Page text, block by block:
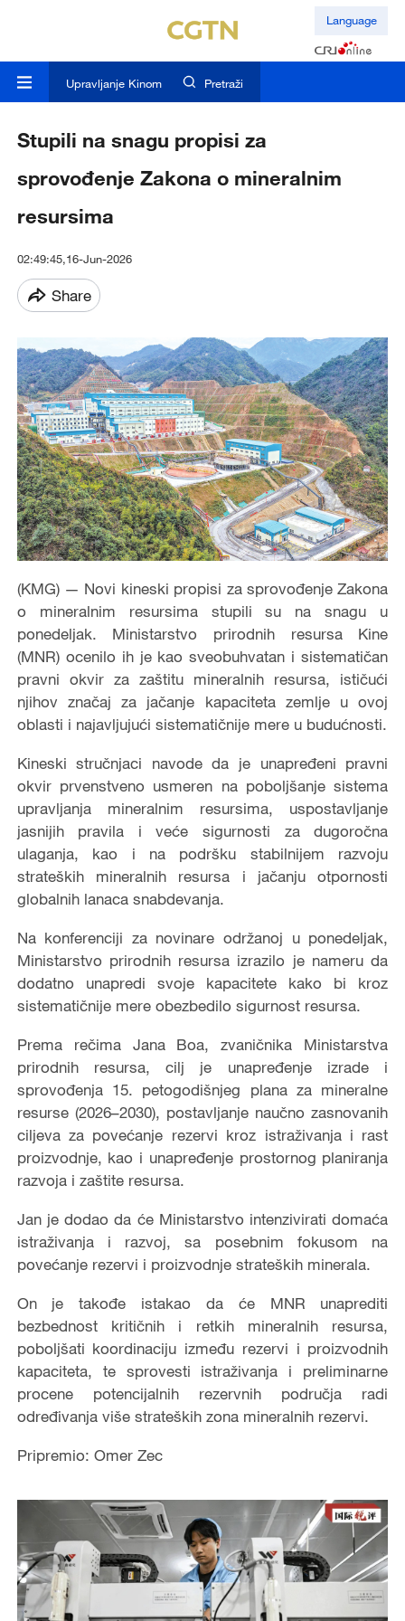
Language
Upravljanje Kinom Pretraži
Stupili na snagu propisi za
sprovođenje Zakona o mineralnim
resursima
02:49:45,16-Jun-2026
Share
(KMG) — Novi kineski propisi za sprovođenje Zakona
o mineralnim resursima stupili su na snagu u
ponedeljak. Ministarstvo prirodnih resursa Kine
(MNR) ocenilo ih je kao sveobuhvatan i sistematičan
pravni okvir za zaštitu mineralnih resursa, ističući
njihov značaj za jačanje kapaciteta zemlje u ovoj
oblasti i najavljujući sistematičnije mere u budućnosti.
Kineski stručnjaci navode da je unapređeni pravni
okvir prvenstveno usmeren na poboljšanje sistema
upravljanja mineralnim resursima, uspostavljanje
jasnijih pravila i veće sigurnosti za dugoročna
ulaganja, kao i na podršku stabilnijem razvoju
strateških mineralnih resursa i jačanju otpornosti
globalnih lanaca snabdevanja.
Na konferenciji za novinare održanoj u ponedeljak,
Ministarstvo prirodnih resursa izrazilo je nameru da
dodatno unapredi svoje kapacitete kako bi kroz
sistematičnije mere obezbedilo sigurnost resursa.
Prema rečima Jana Boa, zvaničnika Ministarstva
prirodnih resursa, cilj je unapređenje izrade i
sprovođenja 15. petogodišnjeg plana za mineralne
resurse (2026–2030), postavljanje naučno zasnovanih
ciljeva za povećanje rezervi kroz istraživanja i rast
proizvodnje, kao i unapređenje prostornog planiranja
razvoja i zaštite resursa.
Jan je dodao da će Ministarstvo intenzivirati domaća
istraživanja i razvoj, sa posebnim fokusom na
povećanje rezervi i proizvodnje strateških minerala.
On je takođe istakao da će MNR unaprediti
bezbednost kritičnih i retkih mineralnih resursa,
poboljšati koordinaciju između rezervi i proizvodnih
kapaciteta, te sprovesti istraživanja i preliminarne
procene potencijalnih rezervnih područja radi
određivanja više strateških zona mineralnih rezervi.
Pripremio: Omer Zec